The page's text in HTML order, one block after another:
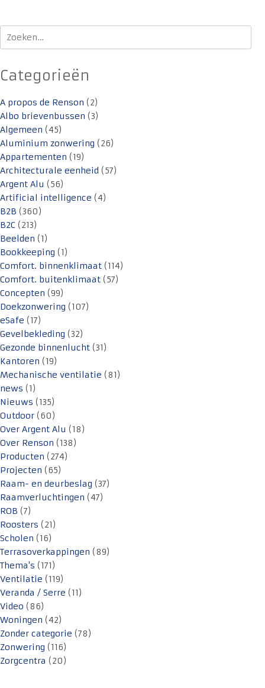
Zoeken
naar:
Categorieën
A propos de Renson (2)
Albo brievenbussen (3)
Algemeen (45)
Aluminium zonwering (26)
Appartementen (19)
Architecturale eenheid (57)
Argent Alu (56)
Artificial intelligence (4)
B2B (360)
B2C (213)
Beelden (1)
Bookkeeping (1)
Comfort. binnenklimaat (114)
Comfort. buitenklimaat (57)
Concepten (99)
Doekzonwering (107)
eSafe (17)
Gevelbekleding (32)
Gezonde binnenlucht (31)
Kantoren (19)
Mechanische ventilatie (81)
news (1)
Nieuws (135)
Outdoor (60)
Over Argent Alu (18)
Over Renson (138)
Producten (274)
Projecten (65)
Raam- en deurbeslag (37)
Raamverluchtingen (47)
ROB (7)
Roosters (21)
Scholen (16)
Terrasoverkappingen (89)
Thema's (171)
Ventilatie (119)
Veranda / Serre (11)
Video (86)
Woningen (42)
Zonder categorie (78)
Zonwering (116)
Zorgcentra (20)